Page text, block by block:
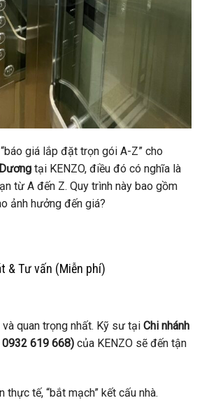
giá lắp đặt trọn gói A-Z” cho
tại KENZO, điều đó có nghĩa là
từ A đến Z. Quy trình này bao gồm
ảnh hưởng đến giá?
& Tư vấn (Miễn phí)
quan trọng nhất. Kỹ sư tại Chi nhánh
0932 619 668) của KENZO sẽ đến tận
tế, “bắt mạch” kết cấu nhà.